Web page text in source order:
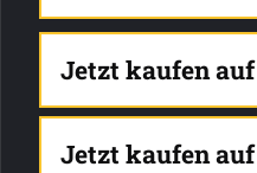
Jetzt kaufen auf
Jetzt kaufen auf